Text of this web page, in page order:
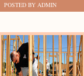
POSTED BY ADMIN